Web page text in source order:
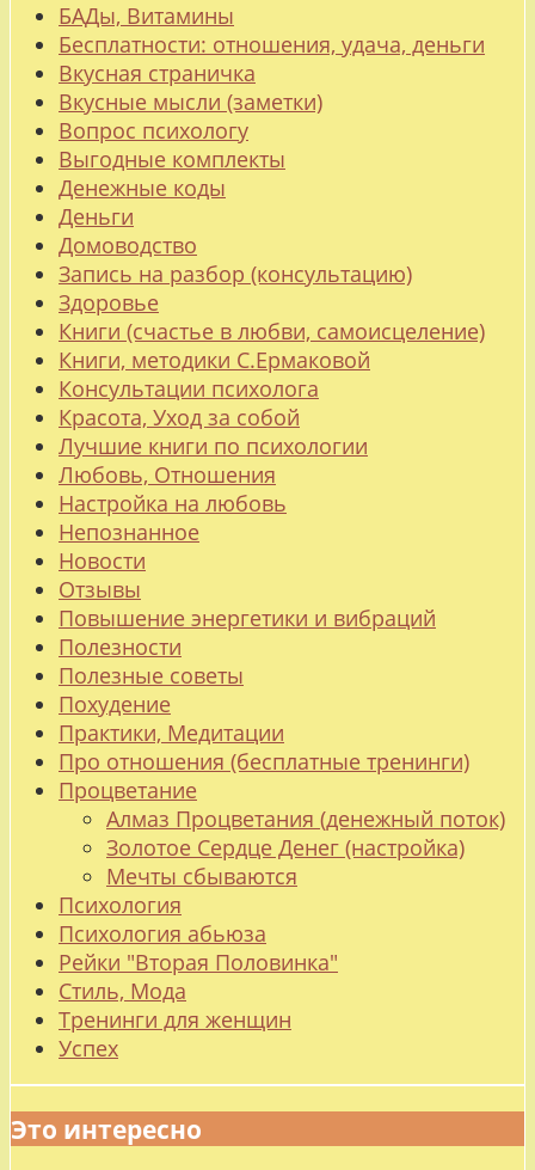
БАДы, Витамины
Бесплатности: отношения, удача, деньги
Вкусная страничка
Вкусные мысли (заметки)
Вопрос психологу
Выгодные комплекты
Денежные коды
Деньги
Домоводство
Запись на разбор (консультацию)
Здоровье
Книги (счастье в любви, самоисцеление)
Книги, методики С.Ермаковой
Консультации психолога
Красота, Уход за собой
Лучшие книги по психологии
Любовь, Отношения
Настройка на любовь
Непознанное
Новости
Отзывы
Повышение энергетики и вибраций
Полезности
Полезные советы
Похудение
Практики, Медитации
Про отношения (бесплатные тренинги)
Процветание
Алмаз Процветания (денежный поток)
Золотое Сердце Денег (настройка)
Мечты сбываются
Психология
Психология абьюза
Рейки "Вторая Половинка"
Стиль, Мода
Тренинги для женщин
Успех
Это интересно